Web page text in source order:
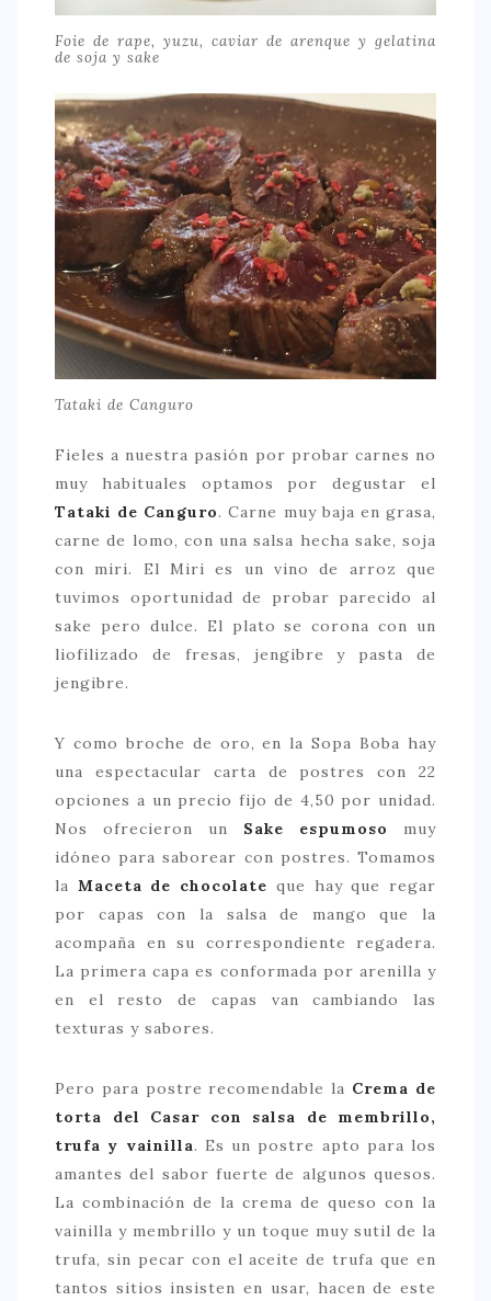
Foie de rape, yuzu, caviar de arenque y gelatina
de soja y sake
Tataki de Canguro
Fieles a nuestra pasión por probar carnes no
muy habituales optamos por degustar el
Tataki de Canguro. Carne muy baja en grasa,
carne de lomo, con una salsa hecha sake, soja
con miri. El Miri es un vino de arroz que
tuvimos oportunidad de probar parecido al
sake pero dulce. El plato se corona con un
liofilizado de fresas, jengibre y pasta de
jengibre.
Y como broche de oro, en la Sopa Boba hay
una espectacular carta de postres con 22
opciones a un precio fijo de 4,50 por unidad.
Nos ofrecieron un Sake espumoso
muy
idóneo para saborear con postres. Tomamos
la Maceta de chocolate que hay que regar
por capas con la salsa de mango que la
acompaña en su correspondiente regadera.
La primera capa es conformada por arenilla y
en el resto de capas van cambiando las
texturas y sabores.
Pero para postre recomendable la Crema de
torta del Casar con salsa de membrillo,
trufa y vainilla. Es un postre apto para los
amantes del sabor fuerte de algunos quesos.
La combinación de la crema de queso con la
vainilla y membrillo y un toque muy sutil de la
trufa, sin pecar con el aceite de trufa que en
tantos sitios insisten en usar, hacen de este